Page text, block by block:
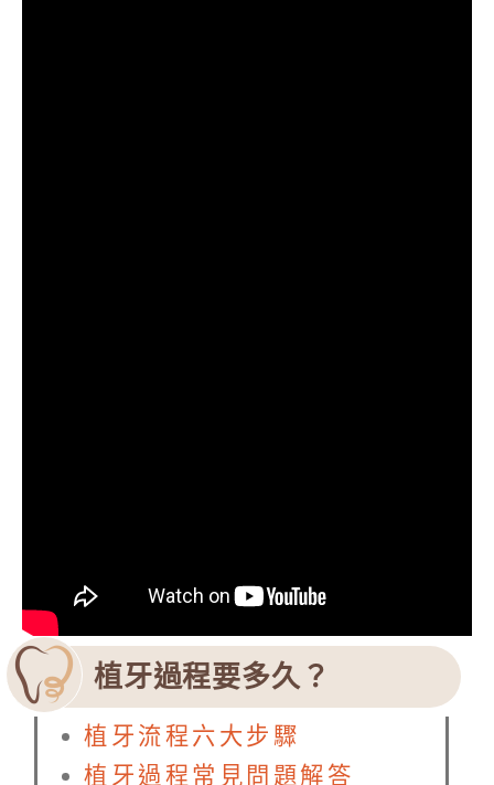
植牙過程要多久？
植牙流程六大步驟
植牙過程常見問題解答